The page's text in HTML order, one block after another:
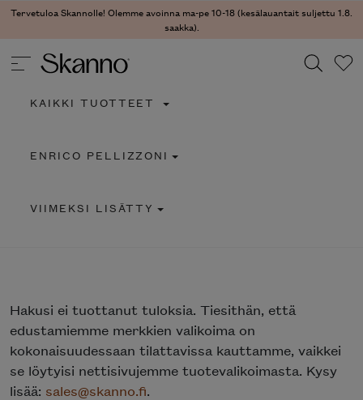
Tervetuloa Skannolle! Olemme avoinna ma-pe 10-18 (kesälauantait suljettu 1.8.
saakka).
Type 2 or more characters for results.
KAIKKI TUOTTEET
ENRICO PELLIZZONI
VIIMEKSI LISÄTTY
Hakusi ei tuottanut tuloksia. Tiesithän, että
edustamiemme merkkien valikoima on
kokonaisuudessaan tilattavissa kauttamme, vaikkei
se löytyisi nettisivujemme tuotevalikoimasta. Kysy
lisää: sales@skanno.fi.